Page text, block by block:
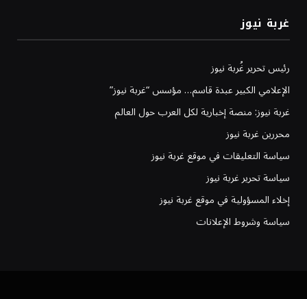
غربة نيوز
رئيس تحرير غُربة نيوز
الإعلامي الكبير عبدة قاسم… مؤسس “غربة نيوز”
غربة نيوز: منصة إخبارية لكل العرب حول العالم
محررين غربة نيوز
سياسة التعليقات في موقع غربة نيوز
سياسة تحرير غربة نيوز
إخلاء المسؤولية في موقع غربة نيوز
سياسة وشروط الإعلانات